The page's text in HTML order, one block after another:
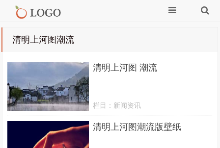
清明上河图潮流
清明上河图 潮流
栏目： 新闻资讯
清明上河图潮流版壁纸